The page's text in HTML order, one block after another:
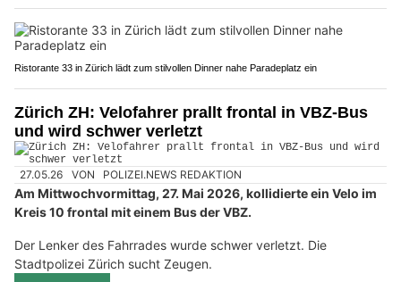
Ristorante 33 in Zürich lädt zum stilvollen Dinner nahe Paradeplatz ein
Zürich ZH: Velofahrer prallt frontal in VBZ-Bus
und wird schwer verletzt
27.05.26 VON POLIZEI.NEWS REDAKTION
Am Mittwochvormittag, 27. Mai 2026, kollidierte ein Velo im
Kreis 10 frontal mit einem Bus der VBZ.
Der Lenker des Fahrrades wurde schwer verletzt. Die
Stadtpolizei Zürich sucht Zeugen.